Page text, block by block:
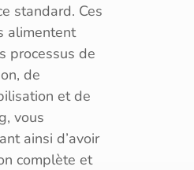
standard. Ces
alimentent
processus de
de
et de
vous
ainsi d’avoir
complète et